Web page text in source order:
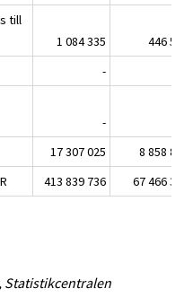
till
1 084 335
446 501
-
-
17 307 025
8 858 832
413 839 736 67 466 388
Statistikcentralen